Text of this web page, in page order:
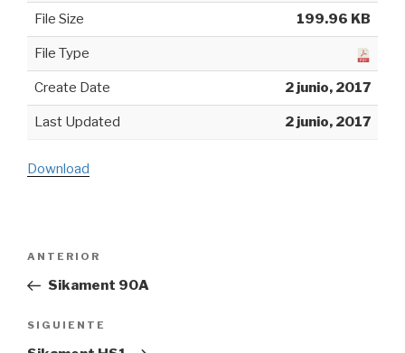
File Size 199.96 KB
File Type
Create Date 2 junio, 2017
Last Updated 2 junio, 2017
Download
Navegación
Entrada
anterior:
ANTERIOR
Sikament 90A
Siguiente
entrada
SIGUIENTE